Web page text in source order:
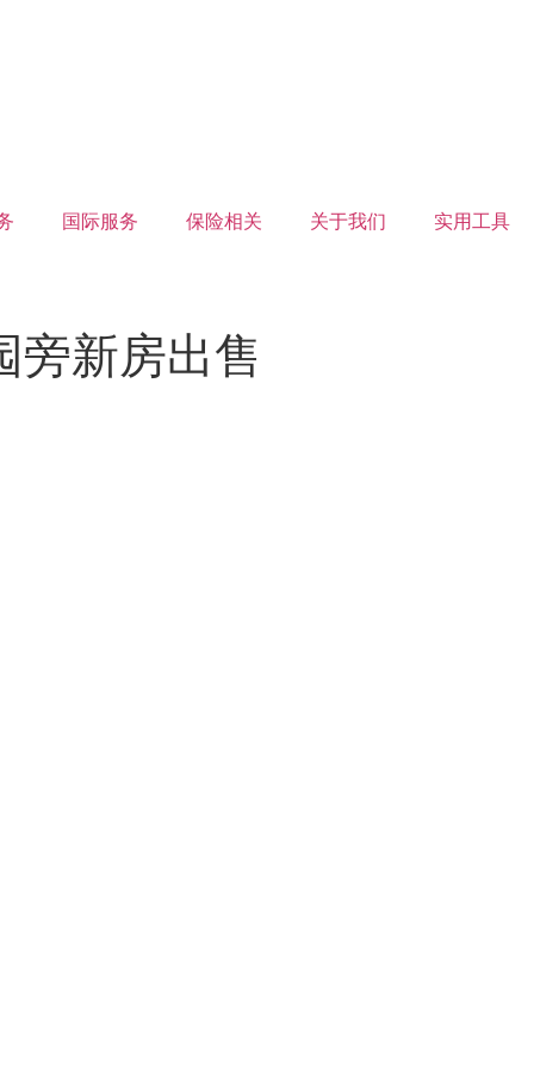
国际服务 保险相关 关于我们 实用工具
新房出售